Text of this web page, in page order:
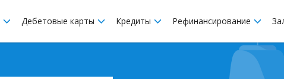
Дебетовые карты Кредиты Рефинансирование